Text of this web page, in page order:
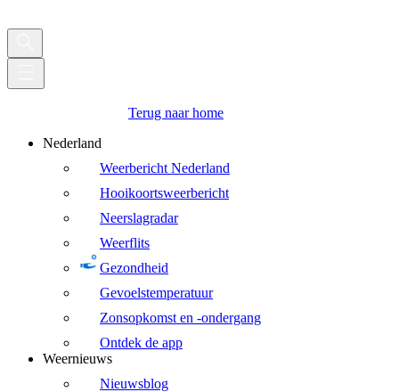
Terug naar home
Nederland
Weerbericht Nederland
Hooikoortsweerbericht
Neerslagradar
Weerflits
Gezondheid
Gevoelstemperatuur
Zonsopkomst en -ondergang
Ontdek de app
Weernieuws
Nieuwsblog